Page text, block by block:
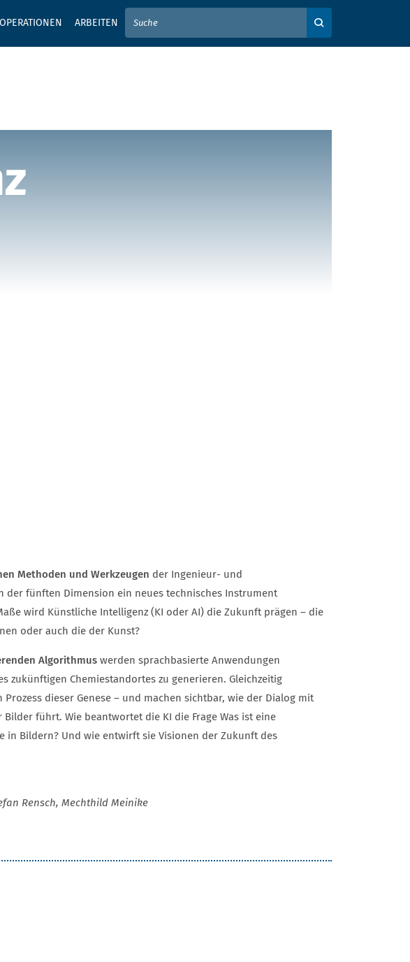
ARBEITEN
GEBEN SIE HIER IHREN SUCHBEGRIFF EIN
durch KI
Methoden und Werkzeugen der Ingenieur- und
der fünften Dimension ein neues technisches Instrument
wird Künstliche Intelligenz (KI oder AI) die Zukunft prägen – die
oder auch die der Kunst?
Algorithmuswerden sprachbasierte Anwendungen
zukünftigen Chemiestandortes zu generieren. Gleichzeitig
dieser Genese – und machen sichtbar, wie der Dialog mit
Bilder führt. Wie beantwortet die KI die Frage Was ist eine
in Bildern? Und wie entwirft sie Visionen der Zukunft des
Rensch, Mechthild Meinike